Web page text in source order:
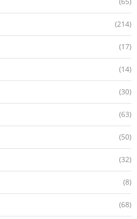
(214)
(17)
(14)
(30)
(63)
(50)
(32)
(8)
(68)